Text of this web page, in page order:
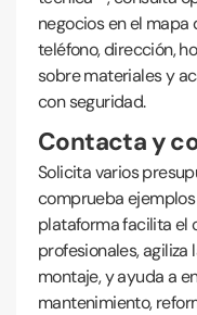
negocios en el mapa
teléfono, dirección,
sobre materiales y
con seguridad.
Contacta y
Solicita varios
comprueba
plataforma facilita el
profesionales,
montaje, y ayuda a
mantenimiento,